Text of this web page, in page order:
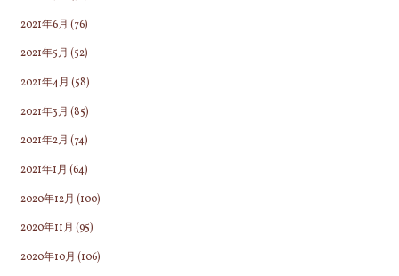
2021年6月 (76)
2021年5月 (52)
2021年4月 (58)
2021年3月 (85)
2021年2月 (74)
2021年1月 (64)
2020年12月 (100)
2020年11月 (95)
2020年10月 (106)